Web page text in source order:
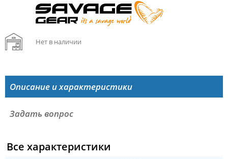
Нет в наличии
Описание и характеристики
Задать вопрос
Все характеристики